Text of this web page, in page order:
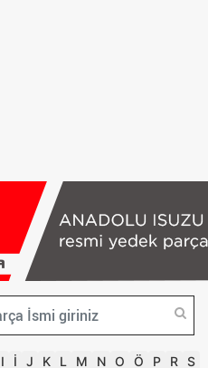
I İ J K L M N O Ö P R S